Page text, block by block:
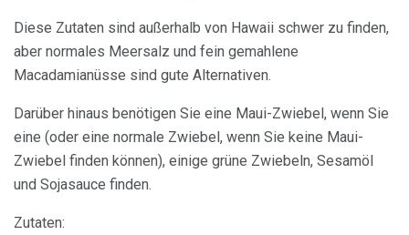
Diese Zutaten sind außerhalb von Hawaii schwer zu finden,
aber normales Meersalz und fein gemahlene
Macadamianüsse sind gute Alternativen.
Darüber hinaus benötigen Sie eine Maui-Zwiebel, wenn Sie
eine (oder eine normale Zwiebel, wenn Sie keine Maui-
Zwiebel finden können), einige grüne Zwiebeln, Sesamöl
und Sojasauce finden.
Zutaten: